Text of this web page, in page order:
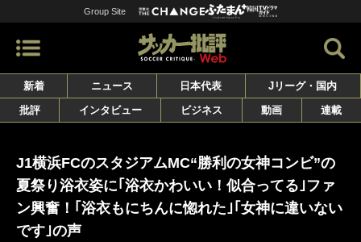
Group Site
新着 ニュース 日本代表
Jリーグ・国内
批評
インタビュー ビジネス 動画 連載
J1横浜FCのスタジアムMC“勝利の女神コンビ”の
夏祭り浴衣姿に｢浴衣かわいい！似合ってる｣ファ
ン興奮！｢浴衣もにちんに惚れた｣｢女神に違いない
です｣の声